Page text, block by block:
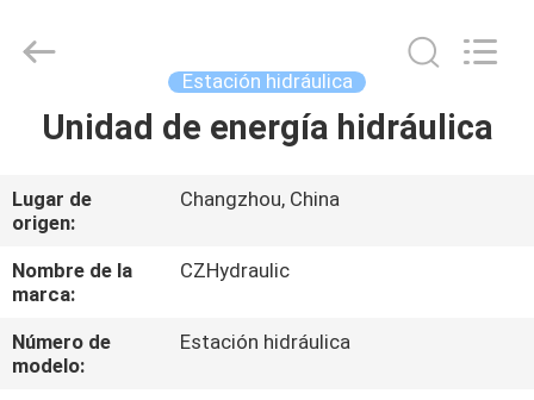
PRODUCTOS
VÍDEOS
EQUIPMENT
CO.,LTD.
Estación hidráulica
Unidad de energía hidráulica
Lugar de
origen:
Changzhou, China
Nombre de la
marca:
CZHydraulic
Número de
modelo:
Estación hidráulica